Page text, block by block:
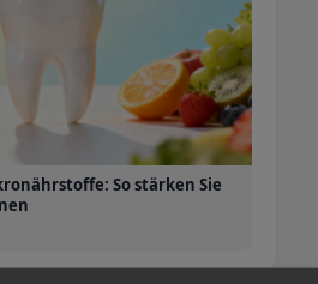
So stärken Sie